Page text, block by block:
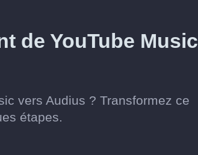
de YouTube Music
vers Audius ? Transformez ce
étapes.